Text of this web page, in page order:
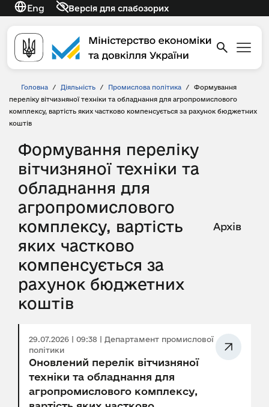
Eng Версія для слабозорих
Головна / Діяльність / Промислова політика /
Формування
переліку вітчизняної техніки та обладнання для агропромислового
комплексу, вартість яких частково компенсується за рахунок бюджетних
коштів
Формування переліку
вітчизняної техніки та
обладнання для
агропромислового
комплексу, вартість
яких частково
компенсується за
рахунок бюджетних
коштів
Архів
29.07.2026 | 09:38 | Департамент промислової
політики
Оновлений перелік вітчизняної
техніки та обладнання для
агропромислового комплексу,